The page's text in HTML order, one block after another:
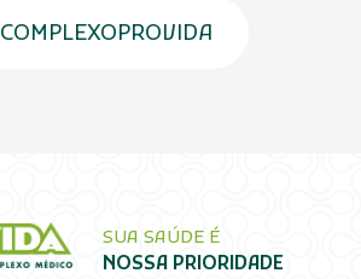
COMPLEXOPROVIDA
SUA SAÚDE É
NOSSA PRIORIDADE